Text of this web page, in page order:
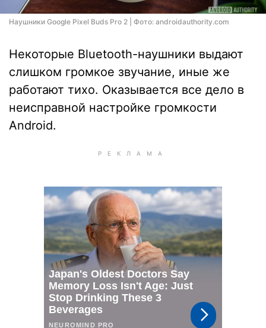
Наушники Google Pixel Buds Pro 2 | Фото: androidauthority.com
Некоторые Bluetooth-наушники выдают
слишком громкое звучание, иные же
работают тихо. Оказывается все дело в
неисправной настройке громкости
Android.